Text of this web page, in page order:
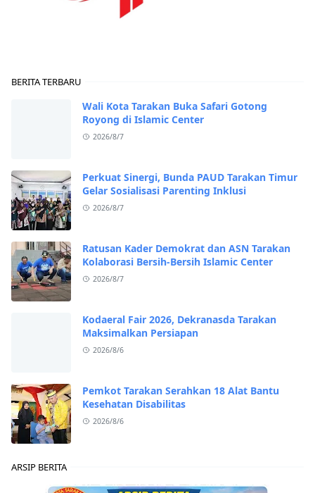
BERITA TERBARU
Wali Kota Tarakan Buka Safari Gotong
Royong di Islamic Center
2026/8/7
Perkuat Sinergi, Bunda PAUD Tarakan Timur
Gelar Sosialisasi Parenting Inklusi
2026/8/7
Ratusan Kader Demokrat dan ASN Tarakan
Kolaborasi Bersih-Bersih Islamic Center
2026/8/7
Kodaeral Fair 2026, Dekranasda Tarakan
Maksimalkan Persiapan
2026/8/6
Pemkot Tarakan Serahkan 18 Alat Bantu
Kesehatan Disabilitas
2026/8/6
ARSIP BERITA